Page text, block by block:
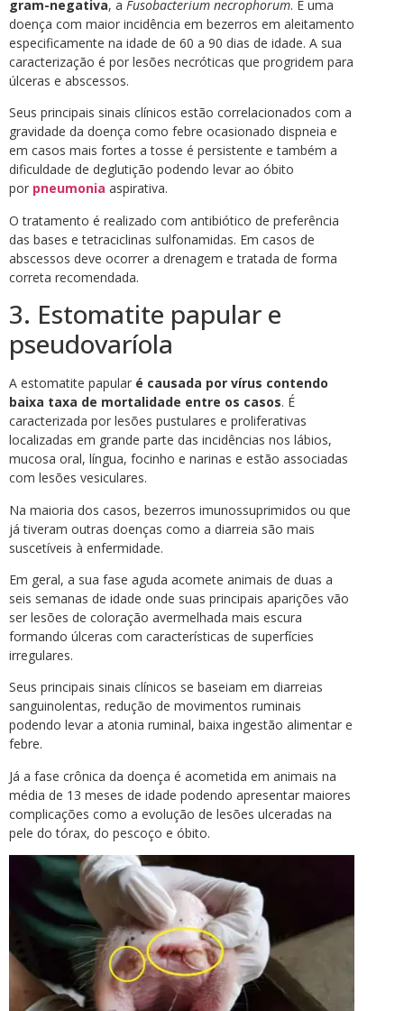
gram-negativa, a Fusobacterium necrophorum. É uma
doença com maior incidência em bezerros em aleitamento
especificamente na idade de 60 a 90 dias de idade. A sua
caracterização é por lesões necróticas que progridem para
úlceras e abscessos.
Seus principais sinais clínicos estão correlacionados com a
gravidade da doença como febre ocasionado dispneia e
em casos mais fortes a tosse é persistente e também a
dificuldade de deglutição podendo levar ao óbito
por pneumonia aspirativa.
O tratamento é realizado com antibiótico de preferência
das bases e tetraciclinas sulfonamidas. Em casos de
abscessos deve ocorrer a drenagem e tratada de forma
correta recomendada.
3. Estomatite papular e
pseudovaríola
A estomatite papular é causada por vírus contendo
baixa taxa de mortalidade entre os casos. É
caracterizada por lesões pustulares e proliferativas
localizadas em grande parte das incidências nos lábios,
mucosa oral, língua, focinho e narinas e estão associadas
com lesões vesiculares.
Na maioria dos casos, bezerros imunossuprimidos ou que
já tiveram outras doenças como a diarreia são mais
suscetíveis à enfermidade.
Em geral, a sua fase aguda acomete animais de duas a
seis semanas de idade onde suas principais aparições vão
ser lesões de coloração avermelhada mais escura
formando úlceras com características de superfícies
irregulares.
Seus principais sinais clínicos se baseiam em diarreias
sanguinolentas, redução de movimentos ruminais
podendo levar a atonia ruminal, baixa ingestão alimentar e
febre.
Já a fase crônica da doença é acometida em animais na
média de 13 meses de idade podendo apresentar maiores
complicações como a evolução de lesões ulceradas na
pele do tórax, do pescoço e óbito.